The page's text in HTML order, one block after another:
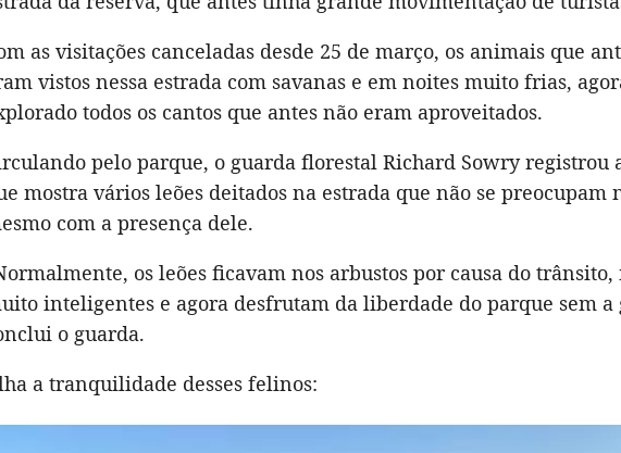
as visitações canceladas desde 25 de março, os animais que
vistos nessa estrada com savanas e em noites muito frias,
todos os cantos que antes não eram aproveitados.
pelo parque, o guarda florestal Richard Sowry registrou
mostra vários leões deitados na estrada que não se preocupam
com a presença dele.
os leões ficavam nos arbustos por causa do trânsito,
inteligentes e agora desfrutam da liberdade do parque sem a
o guarda.
a tranquilidade desses felinos: